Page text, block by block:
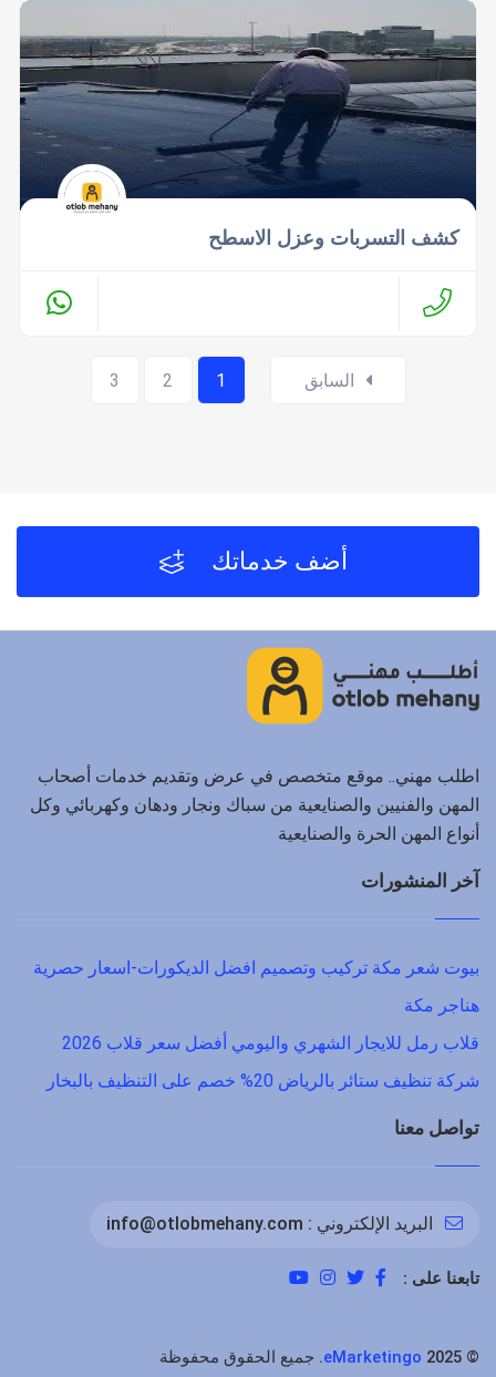
كشف التسربات وعزل الاسطح
السابق 1
2
3
أضف خدماتك
اطلب مهني.. موقع متخصص في عرض وتقديم خدمات أصحاب
المهن والفنيين والصنايعية من سباك ونجار ودهان وكهربائي وكل
أنواع المهن الحرة والصنايعية
آخر المنشورات
بيوت شعر مكة تركيب وتصميم افضل الديكورات-اسعار حصرية
هناجر مكة
قلاب رمل للايجار الشهري واليومي أفضل سعر قلاب 2026
شركة تنظيف ستائر بالرياض 20% خصم على التنظيف بالبخار
تواصل معنا
البريد الإلكتروني : info@otlobmehany.com
تابعنا على :
©
eMarketingo 2025. جميع الحقوق محفوظة